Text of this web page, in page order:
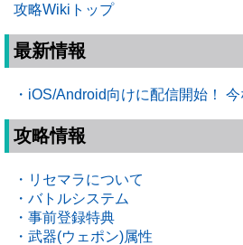
攻略Wikiトップ
最新情報
・iOS/Android向けに配信開始！
攻略情報
・リセマラについて
・バトルシステム
・事前登録特典
・武器(ウェポン)属性